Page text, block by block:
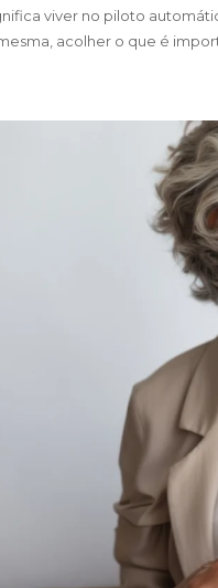
viver no piloto
acolher o que é